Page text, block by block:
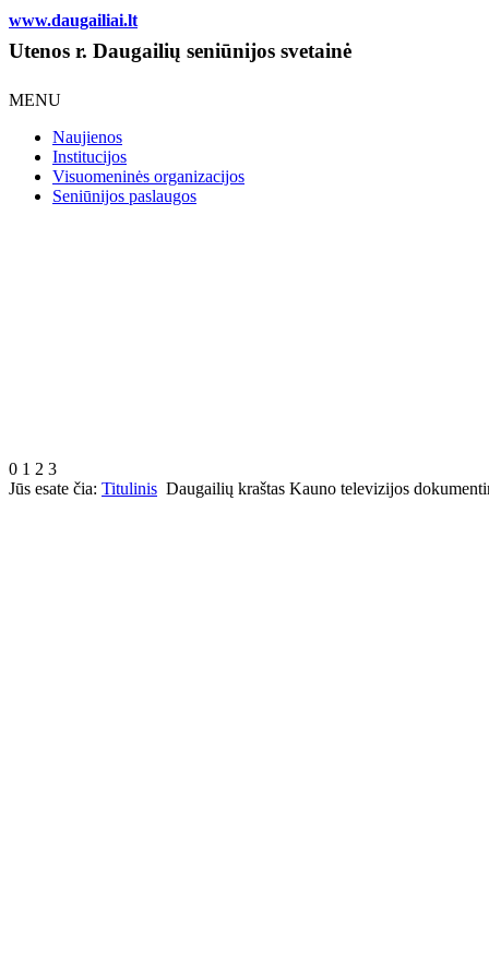
www.daugailiai.lt
Utenos r. Daugailių seniūnijos svetainė
MENU
Naujienos
Institucijos
Visuomeninės organizacijos
Seniūnijos paslaugos
0 1 2 3
Jūs esate čia: Titulinis Daugailių kraštas Kauno televizijos